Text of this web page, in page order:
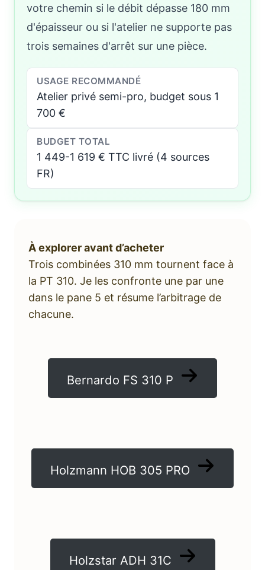
votre chemin si le débit dépasse 180 mm
d'épaisseur ou si l'atelier ne supporte pas
trois semaines d'arrêt sur une pièce.
USAGE RECOMMANDÉ
Atelier privé semi-pro, budget sous 1
700 €
BUDGET TOTAL
1 449-1 619 € TTC livré (4 sources
FR)
À explorer avant d’acheter
Trois combinées 310 mm tournent face à
la PT 310. Je les confronte une par une
dans le pane 5 et résume l’arbitrage de
chacune.
Bernardo FS 310 P
Holzmann HOB 305 PRO
Holzstar ADH 31C